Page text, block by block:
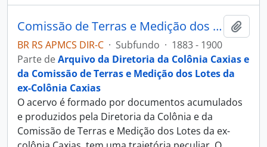
Comissão de Terras e Medição dos Lotes da ex-Colônia Caxias
BR RS APMCS DIR-C · Subfundo · 1883 - 1900
Parte deArquivo da Diretoria da Colônia Caxias e
da Comissão de Terras e Medição dos Lotes da
ex-Colônia Caxias
O acervo é formado por documentos acumulados
e produzidos pela Diretoria da Colônia e da
Comissão de Terras e Medição dos Lotes da ex-